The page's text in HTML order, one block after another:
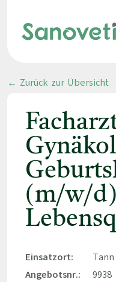
← Zurück zur Übersicht
(m/w/
Einsatzort:
Angebotsnr.:
9938